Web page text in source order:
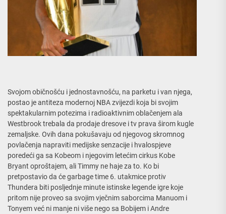
Svojom običnošću i jednostavnošću, na parketu i van njega,
postao je antiteza modernoj NBA zvijezdi koja bi svojim
spektakularnim potezima i radioaktivnim oblačenjem ala
Westbrook trebala da prodaje dresove i tv prava širom kugle
zemaljske. Ovih dana pokušavaju od njegovog skromnog
povlačenja napraviti medijske senzacije i hvalospjeve
poredeći ga sa Kobeom i njegovim letećim cirkus Kobe
Bryant oproštajem, ali Timmy ne haje za to. Ko bi
pretpostavio da će garbage time 6. utakmice protiv
Thundera biti posljednje minute istinske legende igre koje
pritom nije proveo sa svojim vječnim saborcima Manuom i
Tonyem već ni manje ni više nego sa Bobijem i Andre